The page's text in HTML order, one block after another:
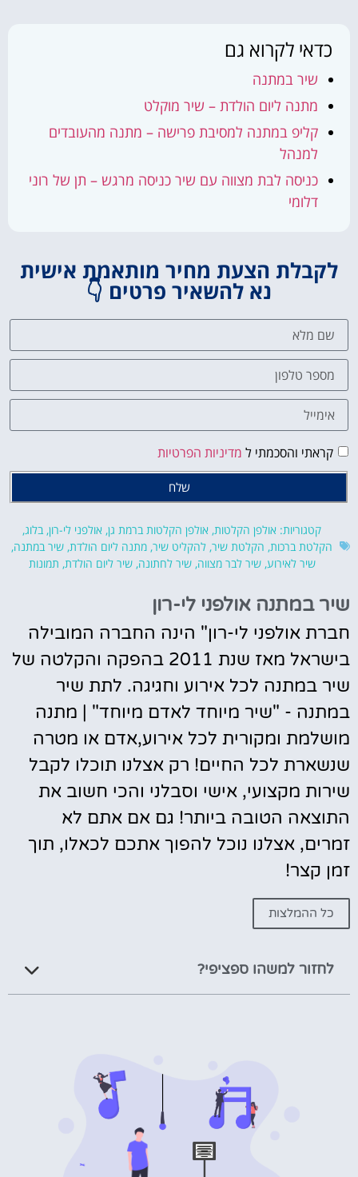
כדאי לקרוא גם
שיר במתנה
מתנה ליום הולדת – שיר מוקלט
קליפ במתנה למסיבת פרישה – מתנה מהעובדים
למנהל
כניסה לבת מצווה עם שיר כניסה מרגש – תן של רוני
דלומי
הצעת מחיר מותאמת אישית
נא להשאיר פרטים 👇
קראתי והסכמתי למדיניות הפרטיות
קטגוריות: אולפן הקלטות,אולפן הקלטות ברמת גן,אולפני לי-רון ,בלוג,
הקלטת ברכות,הקלטת שיר, להקליט שיר, מתנה ליום הולדת,שיר במתנה,
שיר לאירוע,שיר לבר מצווה,שיר לחתונה,שיר ליום הולדת,תמונות
במתנה אולפני לי-רון
אולפני לי-רון" הינה החברה המובילה
בישראל מאז שנת 2011 בהפקה והקלטה של
במתנה לכל אירוע וחגיגה. לתת שיר
- "שיר מיוחד לאדם מיוחד" | מתנה
ומקורית לכל אירוע,אדם או מטרה
לכל החיים! רק אצלנו תוכלו לקבל
מקצועי, אישי וסבלני והכי חשוב את
הטובה ביותר! גם אם אתם לא
אצלנו נוכל להפוך אתכם לכאלו, תוך
קצר!
כל ההמלצות
לחזור למשהו ספציפי?